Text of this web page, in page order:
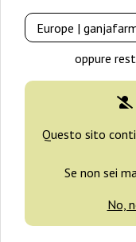
oppure
Questo sito
Se non sei
No,
Filtri